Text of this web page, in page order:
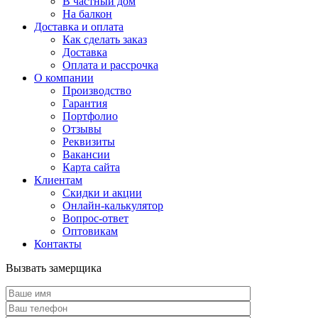
На балкон
Доставка и оплата
Как сделать заказ
Доставка
Оплата и рассрочка
О компании
Производство
Гарантия
Портфолио
Отзывы
Реквизиты
Вакансии
Карта сайта
Клиентам
Скидки и акции
Онлайн-калькулятор
Вопрос-ответ
Оптовикам
Контакты
Вызвать замерщика